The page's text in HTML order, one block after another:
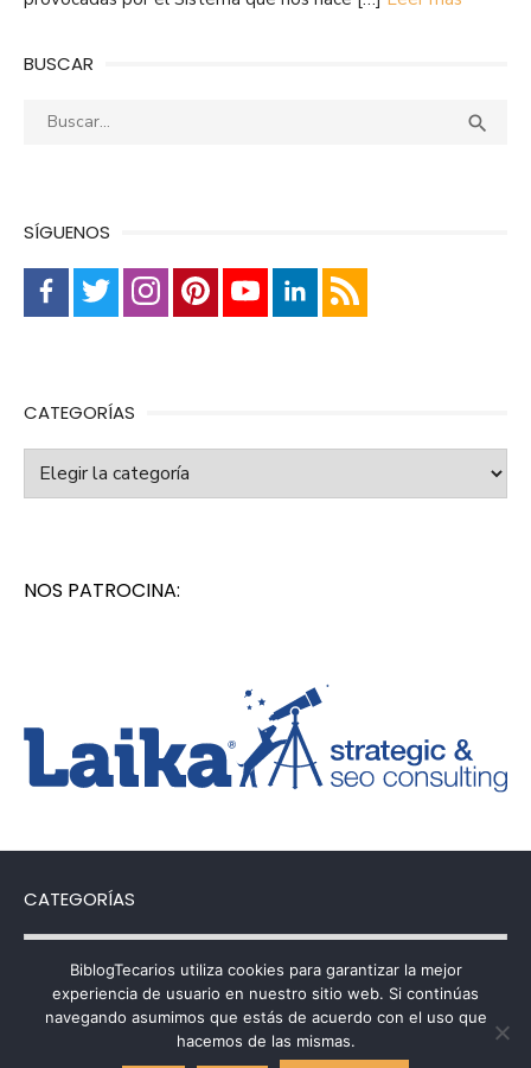
BUSCAR
Buscar: 
SÍGUENOS
CATEGORÍAS
Categorías
NOS PATROCINA:
CATEGORÍAS
Categorías
BiblogTecarios utiliza cookies para garantizar la mejor
experiencia de usuario en nuestro sitio web. Si continúas
navegando asumimos que estás de acuerdo con el uso que
hacemos de las mismas.